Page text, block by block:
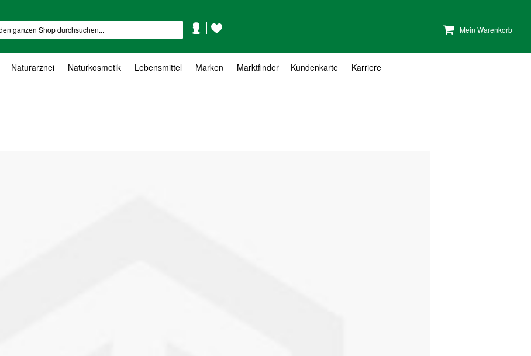
Mein Warenkorb
KontoWunschzettel
Naturarznei Naturkosmetik Lebensmittel Marken Marktfinder Kundenkarte Karriere